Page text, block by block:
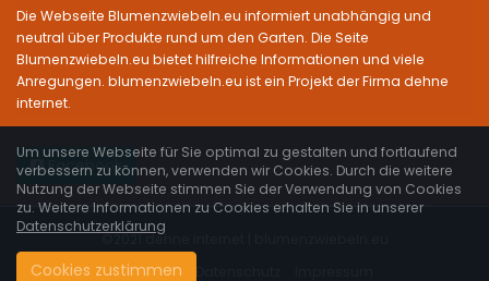
Die Webseite Blumenzwiebeln.eu informiert unabhängig und
neutral über Produkte rund um den Garten. Die Seite
Blumenzwiebeln.eu bietet hilfreiche Informationen und viele
Anregungen. blumenzwiebeln.eu ist ein Projekt der Firma dehne
internet.
Facebook
©2021 dehne internet |
Startseite
Um unsere Webseite für Sie optimal zu gestalten und fortlaufend
verbessern zu können, verwenden wir Cookies. Durch die weitere
Nutzung der Webseite stimmen Sie der Verwendung von Cookies
zu. Weitere Informationen zu Cookies erhalten Sie in unserer
Datenschutzerklärung
Cookies zustimmen